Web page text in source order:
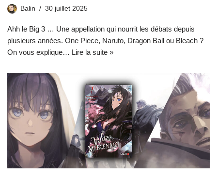
Balin 30 juillet 2025
Ahh le Big 3 … Une appellation qui nourrit les débats depuis
plusieurs années. One Piece, Naruto, Dragon Ball ou Bleach ?
On vous explique… Lire la suite »